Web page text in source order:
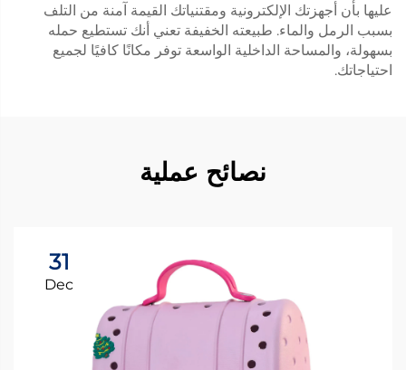
عليها بأن أجهزتك الإلكترونية ومقتنياتك القيمة آمنة من التلف
بسبب الرمل والماء. طبيعته الخفيفة تعني أنك تستطيع حمله
بسهولة، والمساحة الداخلية الواسعة توفر مكانًا كافيًا لجميع
احتياجاتك.
نصائح عملية
31
Dec